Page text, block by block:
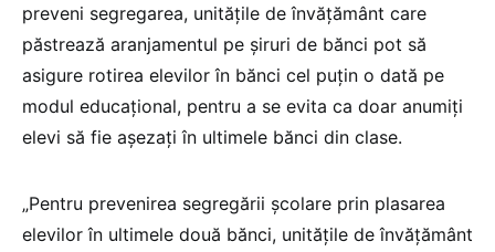
preveni segregarea, unitățile de învățământ care
păstrează aranjamentul pe șiruri de bănci pot să
asigure rotirea elevilor în bănci cel puțin o dată pe
modul educațional, pentru a se evita ca doar anumiți
elevi să fie așezați în ultimele bănci din clase.
„Pentru prevenirea segregării școlare prin plasarea
elevilor în ultimele două bănci, unitățile de învățământ